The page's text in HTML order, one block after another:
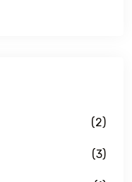
(2)
(3)